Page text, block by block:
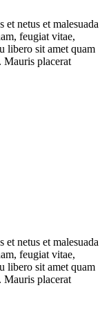
et netus et malesuada
feugiat vitae,
libero sit amet quam
Mauris placerat
et netus et malesuada
feugiat vitae,
libero sit amet quam
Mauris placerat